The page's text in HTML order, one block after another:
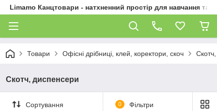
Limamo Канцтовари - натхненний простір для навчання та
Товари Офісні дрібниці, клей, коректори, скоч
Скотч, диспенсери
Сортування 0 Фільтри